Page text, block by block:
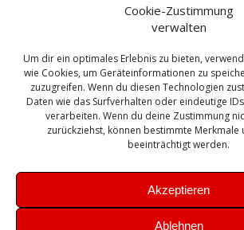
Cookie-Zustimmung
verwalten
Um dir ein optimales Erlebnis zu bieten,
wie Cookies, um Geräteinformationen zu
zuzugreifen. Wenn du diesen Technologien
Daten wie das Surfverhalten oder eindeutige
verarbeiten. Wenn du deine Zustimmung
zurückziehst, können bestimmte Merkmale
beeinträchtigt werden.
Akzeptieren
Ablehnen
firewall Fritzbox
Microsoft
Sanierung SBS Security Server
Sicherung SIEM Sophos
Update Upgrade UTM VCenter
VMWare VPN WAZUH
Zertifikat